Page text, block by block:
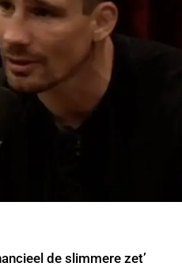
de slimmere zet’